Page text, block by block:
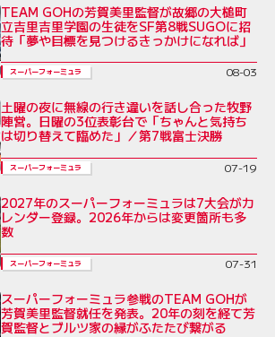
TEAM GOHの芳賀美里監督が故郷の大槌町
立吉里吉里学園の生徒をSF第8戦SUGOに招
待「夢や目標を見つけるきっかけになれば」
スーパーフォーミュラ 08-03
土曜の夜に無線の行き違いを話し合った牧野
陣営。日曜の3位表彰台で「ちゃんと気持ち
は切り替えて臨めた」／第7戦富士決勝
スーパーフォーミュラ 07-19
2027年のスーパーフォーミュラは7大会がカ
レンダー登録。2026年からは変更箇所も多
数
スーパーフォーミュラ 07-31
スーパーフォーミュラ参戦のTEAM GOHが
芳賀美里監督就任を発表。20年の刻を経て芳
賀監督とブルツ家の縁がふたたび繋がる